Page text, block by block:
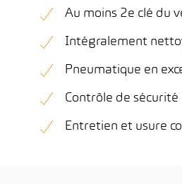
Au moins 2e clé du
Intégralement
Pneumatique en
Contrôle de sécurité
Entretien et usure